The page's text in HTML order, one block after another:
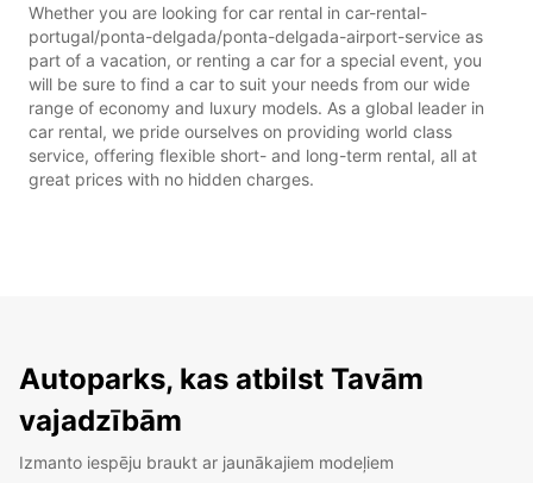
Whether you are looking for car rental in car-rental-
portugal/ponta-delgada/ponta-delgada-airport-service as
part of a vacation, or renting a car for a special event, you
will be sure to find a car to suit your needs from our wide
range of economy and luxury models. As a global leader in
car rental, we pride ourselves on providing world class
service, offering flexible short- and long-term rental, all at
great prices with no hidden charges.
Autoparks, kas atbilst Tavām
vajadzībām
Izmanto iespēju braukt ar jaunākajiem modeļiem